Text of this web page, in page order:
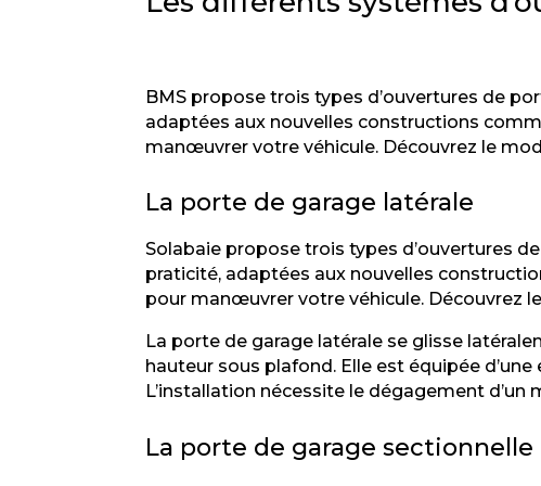
BMS propose trois types d’ouvertures de
adaptées aux nouvelles constructions
manœuvrer votre véhicule. Découvrez le
La porte de garage latérale
Solabaie propose trois types d’ouvertures
praticité, adaptées aux nouvelles
pour manœuvrer votre véhicule. Découvrez
La porte de garage latérale se glisse
hauteur sous plafond. Elle est équipée
L’installation nécessite le dégagement
La porte de garage sectionnelle